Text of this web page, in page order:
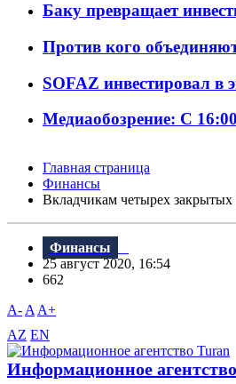
Баку превращает
Против кого
SOFAZ инвестировал в
Медиаобозрение: С
Главная страница
Финансы
Вкладчикам четырех
Финансы
25 август 2020, 16:54
662
A- A A+
AZ EN
Информационное